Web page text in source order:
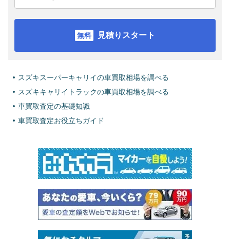
見積りスタート
スズキスーパーキャリイの車買取相場を調べる
スズキキャリイトラックの車買取相場を調べる
車買取査定の基礎知識
車買取査定お役立ちガイド